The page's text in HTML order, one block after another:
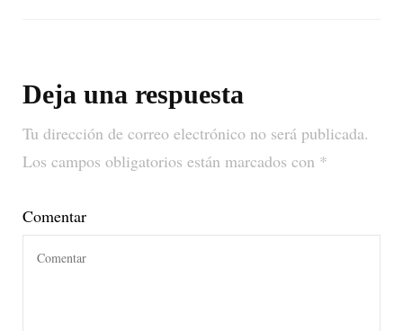
Deja una respuesta
Tu dirección de correo electrónico no será publicada.
Los campos obligatorios están marcados con *
Comentar